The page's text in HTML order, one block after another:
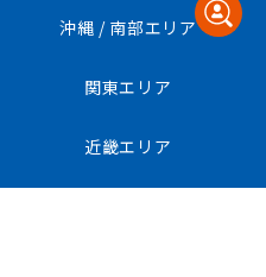
沖縄 / 南部エリア
関東エリア
近畿エリア